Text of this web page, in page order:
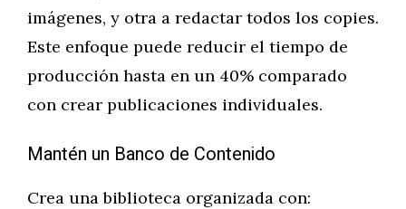
imágenes, y otra a redactar todos los copies.
Este enfoque puede reducir el tiempo de
producción hasta en un 40% comparado
con crear publicaciones individuales.
Mantén un Banco de Contenido
Crea una biblioteca organizada con: